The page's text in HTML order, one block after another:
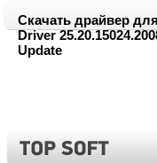
Скачать драйвер
Driver
Update